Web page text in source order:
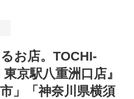
お店。TOCHI-
京駅八重洲口店』
」「神奈川県横須